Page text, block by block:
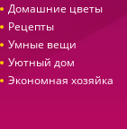
Домашние цветы
Рецепты
Умные вещи
Уютный дом
Экономная хозяйка